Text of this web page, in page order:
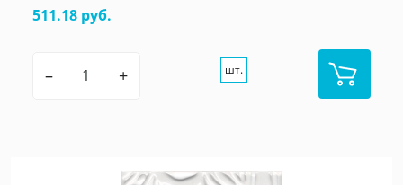
511.18 руб.
– + шт.